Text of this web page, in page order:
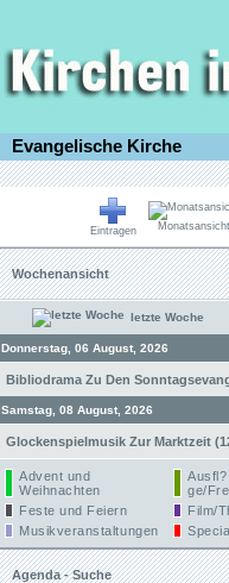
Evangelische Kirche
Eintragen Monatsansicht
Wochenansicht
letzte Woche
Donnerstag, 06 August, 2026
Bibliodrama Zu Den
Samstag, 08 August, 2026
Glockenspielmusik Zur Marktzeit
Advent und
Weihnachten
Ausfl?
ge/
Feste und Feiern
Film/
Musikveranstaltungen
Agenda - Suche